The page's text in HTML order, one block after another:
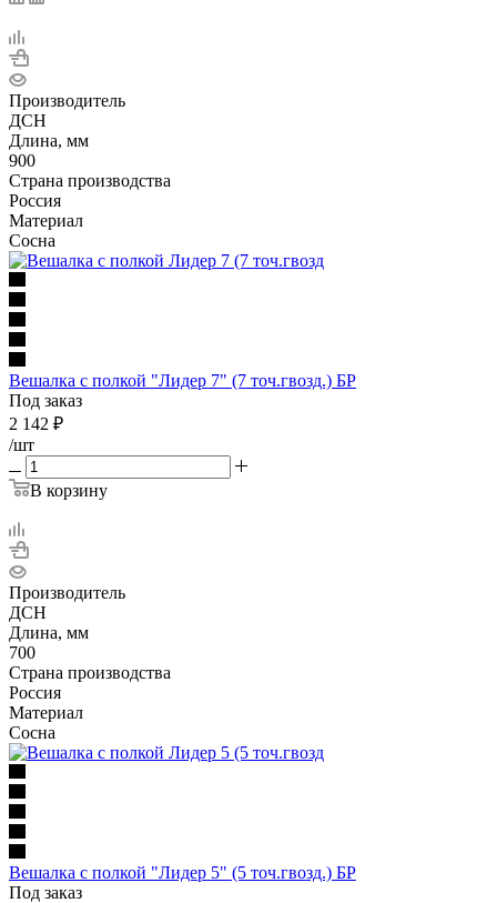
Производитель
ДСН
Длина, мм
900
Страна производства
Россия
Материал
Сосна
Вешалка с полкой "Лидер 7" (7 точ.гвозд.) БР
Под заказ
2 142 ₽
/шт
В корзину
Производитель
ДСН
Длина, мм
700
Страна производства
Россия
Материал
Сосна
Вешалка с полкой "Лидер 5" (5 точ.гвозд.) БР
Под заказ